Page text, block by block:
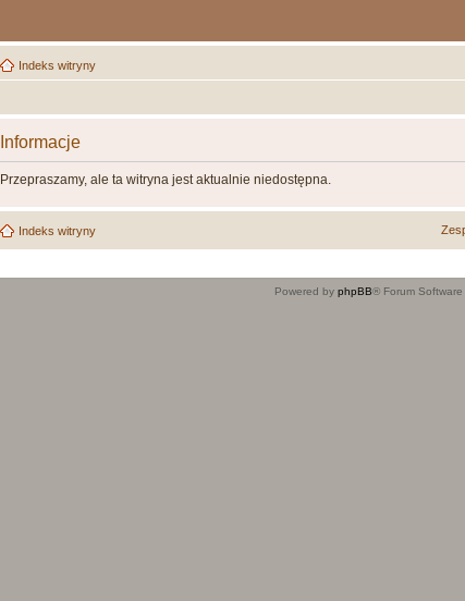
Indeks witryny
Informacje
Przepraszamy, ale ta witryna jest aktualnie niedostępna.
Indeks witryny
Powered by phpBB® Forum